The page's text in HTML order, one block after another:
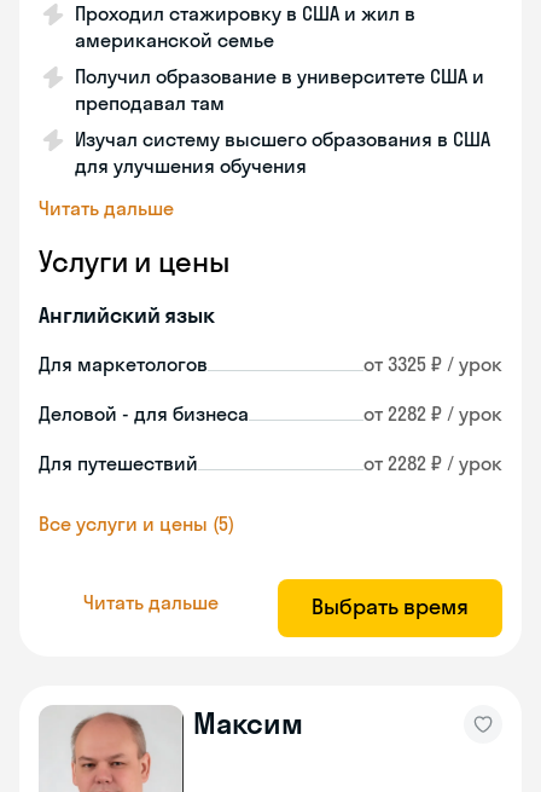
Проходил стажировку в США и жил в
американской семье
Получил образование в университете США и
преподавал там
Изучал систему высшего образования в США
для улучшения обучения
Читать дальше
Услуги и цены
Английский язык
Для маркетологов от 3325 ₽ / урок
Деловой - для бизнеса от 2282 ₽ / урок
Для путешествий от 2282 ₽ / урок
Все услуги и цены (5)
Читать дальше Выбрать время
Максим